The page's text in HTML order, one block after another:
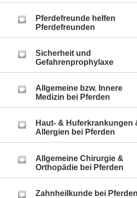
Pferdefreunde helfen
Pferdefreunden
Sicherheit und
Gefahrenprophylaxe
Allgemeine bzw. Innere
Medizin bei Pferden
Haut- & Huferkrankungen
Allergien bei Pferden
Allgemeine Chirurgie &
Orthopädie bei Pferden
Zahnheilkunde bei Pferden